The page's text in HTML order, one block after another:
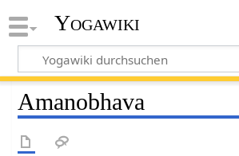
Yogawiki
Amanobhava